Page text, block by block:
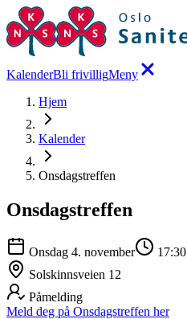
KalenderBli frivilligMeny
Hjem
Kalender
Onsdagstreffen
Onsdagstreffen
Onsdag 4. november 17:30
Solskinnsveien 12
Påmelding
Meld deg på Onsdagstreffen her